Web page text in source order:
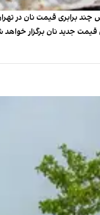
چند برابری قیمت نان در
جدید نان برگزار